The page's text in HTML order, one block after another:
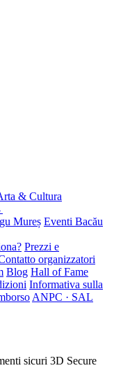
& Cultura
Mureș Eventi Bacău
Prezzi e
organizzatori
Blog Hall of Fame
Informativa sulla
ANPC · SAL
sicuri 3D Secure